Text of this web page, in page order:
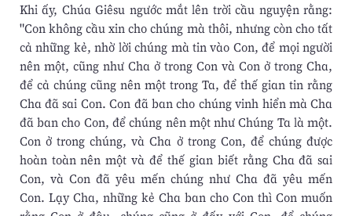
Khi ấy, Chúa Giêsu ngước mắt lên trời cầu nguyện rằng:
"Con không cầu xin cho chúng mà thôi, nhưng còn cho tất
cả những kẻ, nhờ lời chúng mà tin vào Con, để mọi người
nên một, cũng như Cha ở trong Con và Con ở trong Cha,
để cả chúng cũng nên một trong Ta, để thế gian tin rằng
Cha đã sai Con. Con đã ban cho chúng vinh hiển mà Cha
đã ban cho Con, để chúng nên một như Chúng Ta là một.
Con ở trong chúng, và Cha ở trong Con, để chúng được
hoàn toàn nên một và để thế gian biết rằng Cha đã sai
Con, và Con đã yêu mến chúng như Cha đã yêu mến
Con. Lạy Cha, những kẻ Cha ban cho Con thì Con muốn